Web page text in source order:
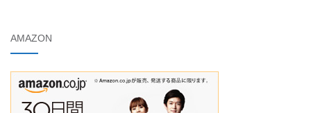
AMAZON